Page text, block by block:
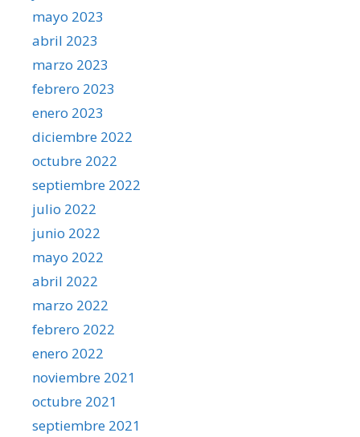
mayo 2023
abril 2023
marzo 2023
febrero 2023
enero 2023
diciembre 2022
octubre 2022
septiembre 2022
julio 2022
junio 2022
mayo 2022
abril 2022
marzo 2022
febrero 2022
enero 2022
noviembre 2021
octubre 2021
septiembre 2021